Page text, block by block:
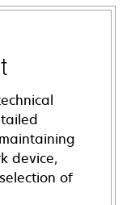
device,
of